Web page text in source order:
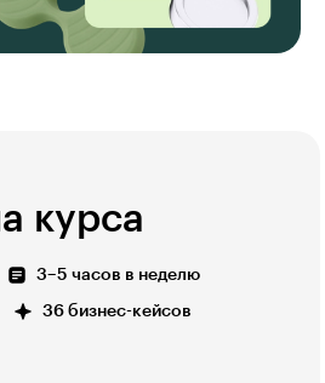
курса
3–5 часов в неделю
36 бизнес-кейсов